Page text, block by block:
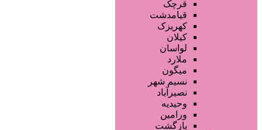
قرچک
قیامدشت
کهریزک
کیلان
لواسان
ملارد
میگون
نسیم شهر
نصیرآباد
وحیدیه
ورامین
بازگشت
صفحه اصلی
آگهی انبوه
طراحی سایت
صفحه اختصاصی
لیست سایتهای تبلیغاتی